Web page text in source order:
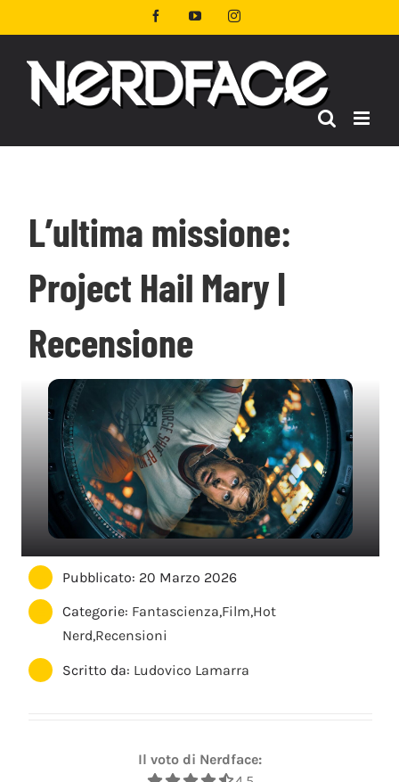
al
FacebookYouTubeInstagram
L’ultima missione:
Project Hail Mary |
Recensione
Pubblicato: 20 Marzo 2026
Categorie: Fantascienza,Film,Hot
Nerd,Recensioni
Scritto da: Ludovico Lamarra
Il voto di Nerdface: